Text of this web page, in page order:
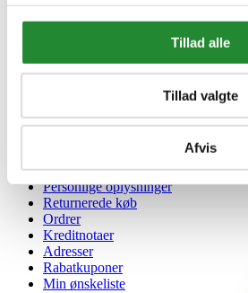
Tillad alle
Tillad valgte
Afvis
Om os
Grill Event - Nordens Største
Sponsorliste
VIP Klubber
Personlige oplysninger
Returnerede køb
Ordrer
Kreditnotaer
Adresser
Rabatkuponer
Min ønskeliste